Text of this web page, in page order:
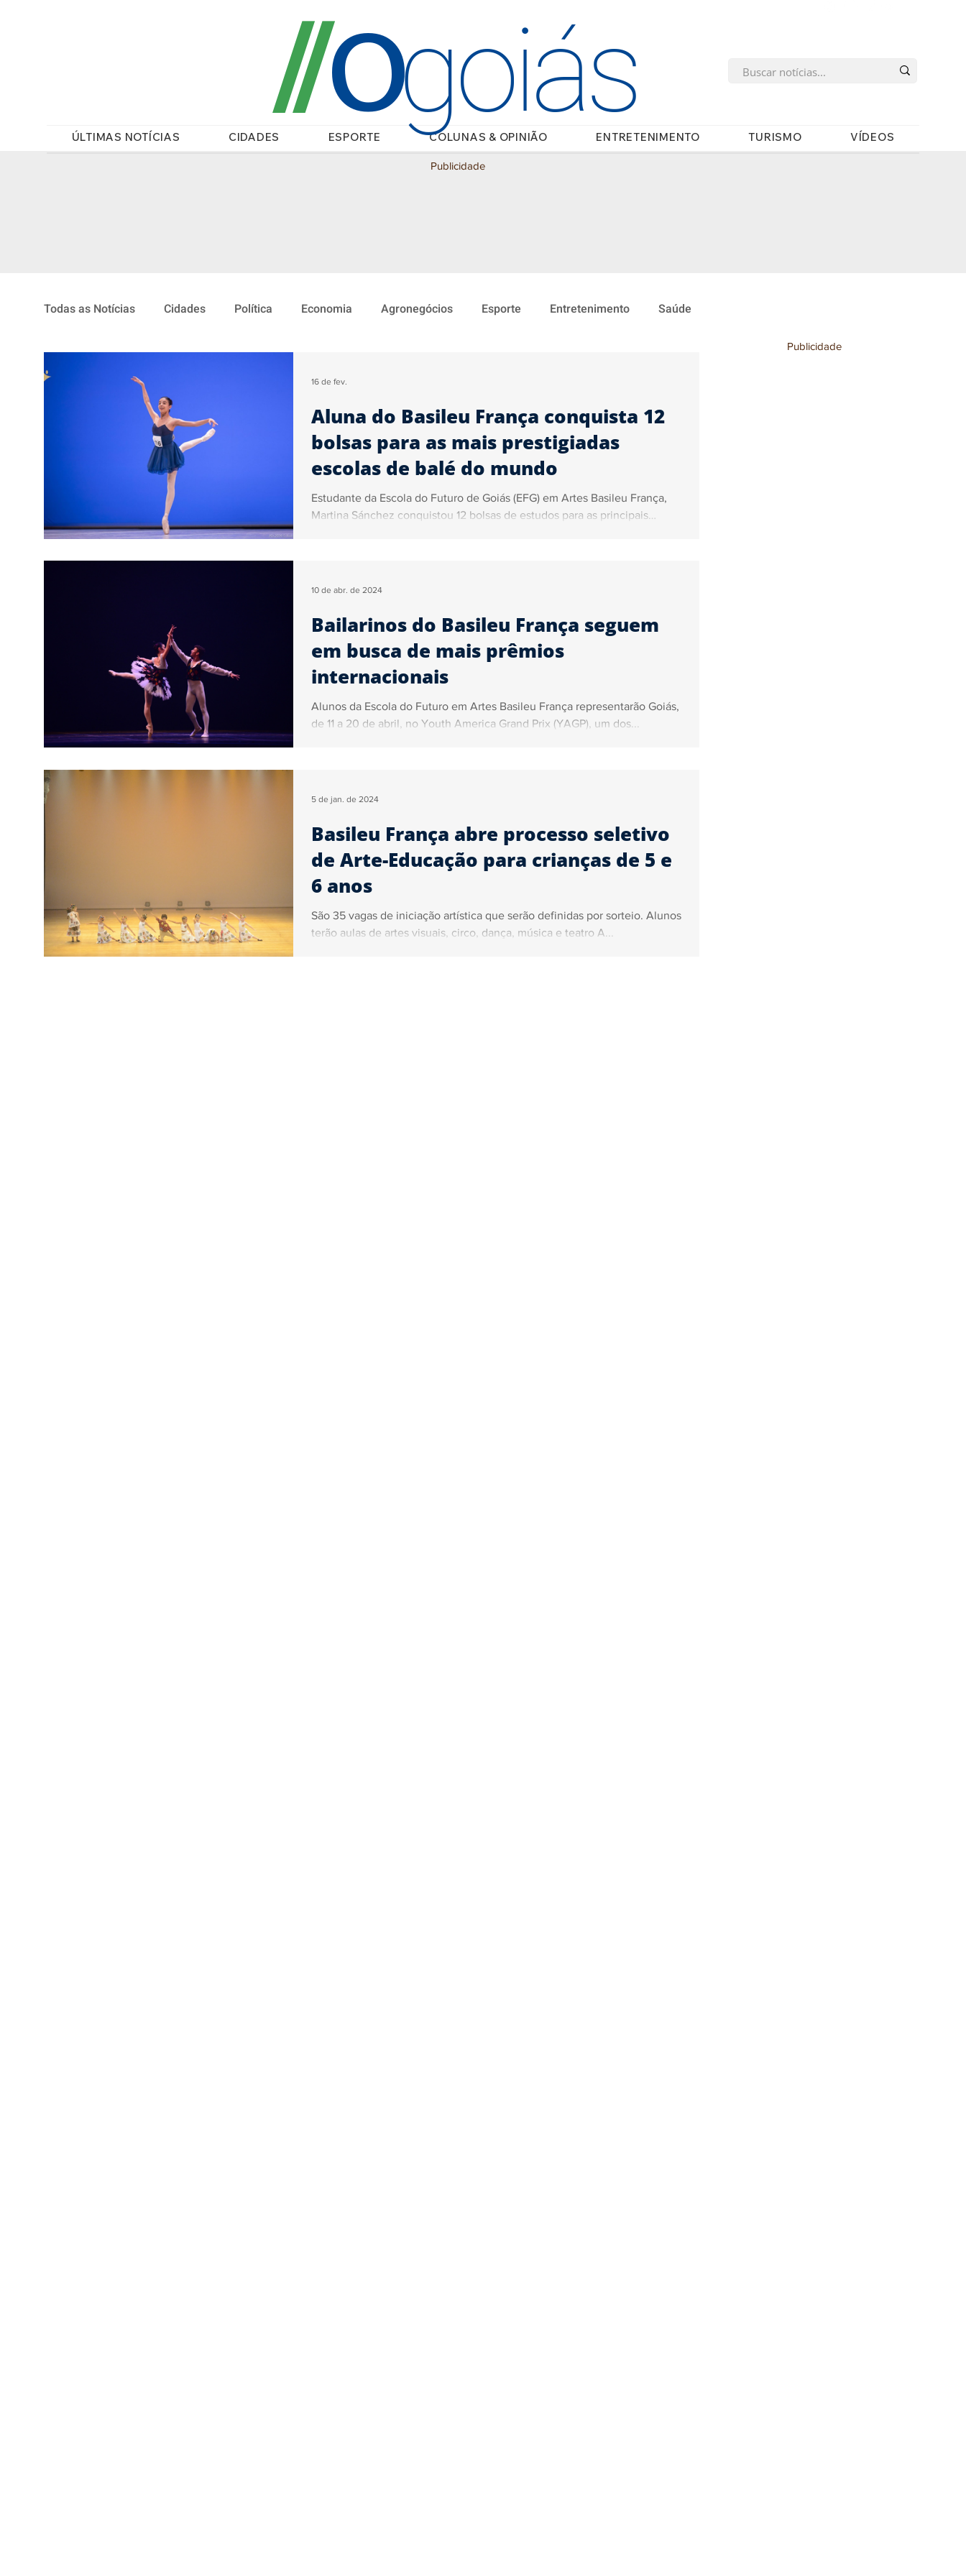
ÚLTIMAS NOTÍCIAS CIDADES ESPORTE COLUNAS & OPINIÃO ENTRETENIMENTO TURISMO VÍDEOS
//Ogoiás
Todas as Notícias Cidades Política Economia Agronegócios Esporte Entretenimento Saúde
Brasil Artigos Ogoiás Verifica Sidiney Leonis Pedro Almeida Marcelo John
Vídeo
Aluna do Basileu França conquista 12
bolsas para as mais prestigiadas
escolas de balé do mundo
Estudante da Escola do Futuro de Goiás (EFG) em Artes Basileu França,
Martina Sánchez conquistou 12 bolsas de estudos para as principais
16 de fev.
Bailarinos do Basileu França seguem
em busca de mais prêmios
internacionais
Alunos da Escola do Futuro em Artes Basileu França representarão Goiás,
de 11 a 20 de abril, no Youth America Grand Prix (YAGP), um dos...
10 de abr. de 2024
Basileu França abre processo seletivo
de Arte-Educação para crianças de 5 e
6 anos
São 35 vagas de iniciação artística que serão definidas por sorteio. Alunos
terão aulas de artes visuais, circo, dança, música e teatro A...
5 de jan. de 2024
Publicidade
Publicidade